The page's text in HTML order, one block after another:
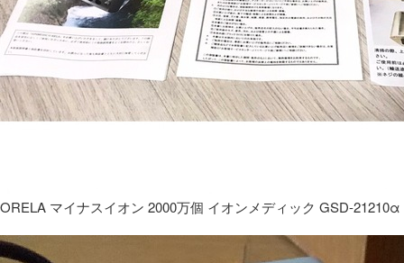
ORELA マイナスイオン 2000万個 イオンメディック GSD-21210α